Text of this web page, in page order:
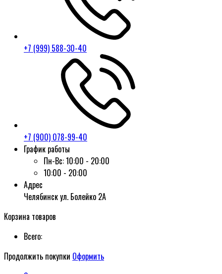
+7 (999) 588-30-40
+7 (900) 078-99-40
График работы
Пн-Вс:10:00 - 20:00
10:00 - 20:00
Адрес
Челябинск ул. Болейко 2А
Корзина товаров
Всего:
Продолжить покупки Оформить